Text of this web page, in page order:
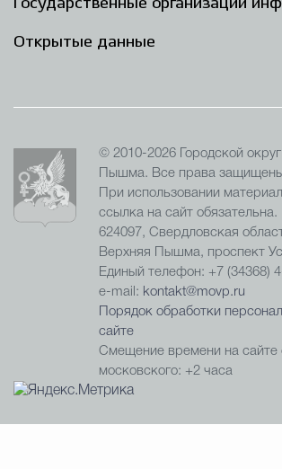
Государственные организации
Открытые данные
© 2010-2026 Городской
Пышма. Все права
При использовании
ссылка на сайт обязательна.
624097, Свердловская
Верхняя Пышма, проспект
Единый телефон: +7 (34368)
e-mail: kontakt@movp.ru
Порядок обработки
сайте
Смещение времени на сайте
московского: +2 часа